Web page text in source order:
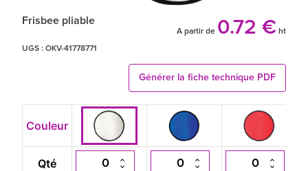
Frisbee pliable
A partir de 0.72 € ht
UGS : OKV-41778771
Générer la fiche technique PDF
Couleur
Qté